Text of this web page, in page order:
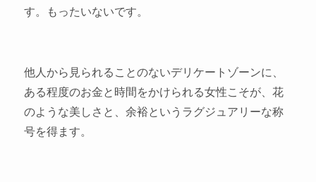
す。もったいないです。
他人から見られることのないデリケートゾーンに、
ある程度のお金と時間をかけられる女性こそが、花
のような美しさと、余裕というラグジュアリーな称
号を得ます。